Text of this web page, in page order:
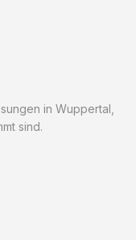
in Wuppertal,
sind.